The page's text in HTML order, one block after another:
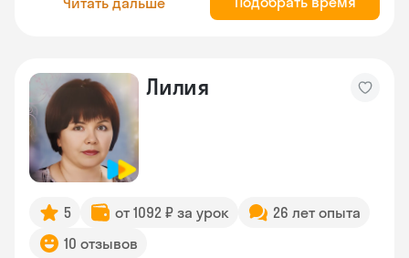
Лилия
5 от 1092 ₽ за урок
26 лет опыта
10 отзывов